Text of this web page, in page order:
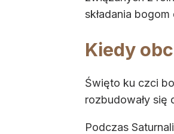
składania
Kiedy
Święto ku czci
rozbudowały się
Podczas